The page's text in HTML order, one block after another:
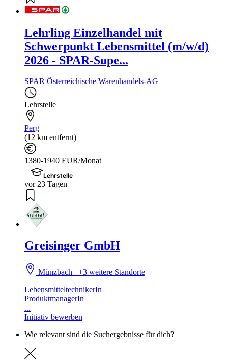
Lehrling Einzelhandel mit
Schwerpunkt Lebensmittel (m/w/d)
2026 - SPAR-Supe...
SPAR Österreichische Warenhandels-AG
Lehrstelle
Perg
(12 km entfernt)
1380-1940 EUR/Monat
Lehrstelle
vor 23 Tagen
Greisinger GmbH
Münzbach+3 weitere Standorte
LebensmitteltechnikerIn
ProduktmanagerIn
...
Initiativ bewerben
Wie relevant sind die Suchergebnisse für dich?